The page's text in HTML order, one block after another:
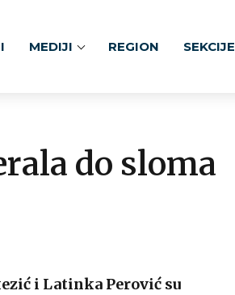
MEDIJI REGION SEKCIJE
do sloma
i Latinka Perović su